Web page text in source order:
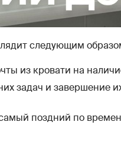
следующим
из кровати на
задач и завершение
поздний по